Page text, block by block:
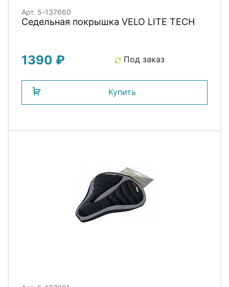
Арт. 5-137660
Седельная покрышка VELO LITE TECH
1390 ₽ Под заказ
Купить